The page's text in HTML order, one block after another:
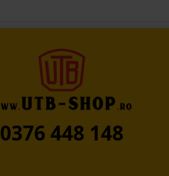
0376 448 148